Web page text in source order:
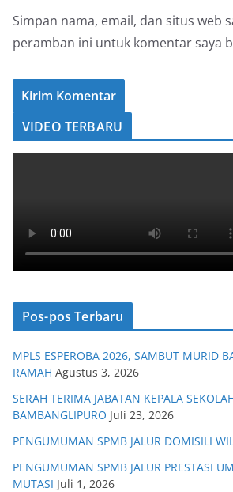
Simpan nama, email, dan situs web
peramban ini untuk komentar saya
VIDEO TERBARU
Pos-pos Terbaru
MPLS ESPEROBA 2026, SAMBUT MURID
RAMAH Agustus 3, 2026
SERAH TERIMA JABATAN KEPALA
BAMBANGLIPURO Juli 23, 2026
PENGUMUMAN SPMB JALUR DOMISILI
PENGUMUMAN SPMB JALUR PRESTASI
MUTASI Juli 1, 2026